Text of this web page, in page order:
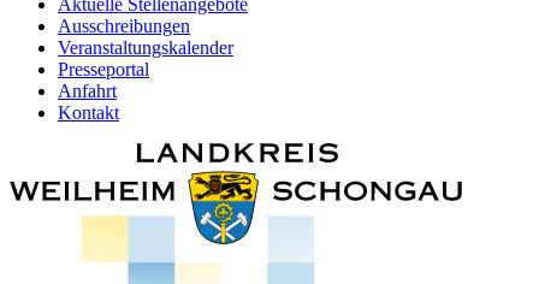
Ausschreibungen
Veranstaltungskalender
Presseportal
Anfahrt
Kontakt